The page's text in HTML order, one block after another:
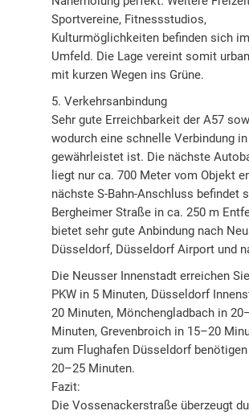
Sportvereine, Fitnessstudios,
Kulturmöglichkeiten befinden sich
Umfeld. Die Lage vereint somit
mit kurzen Wegen ins Grüne.
5. Verkehrsanbindung
Sehr gute Erreichbarkeit der A57
wodurch eine schnelle Verbindung
gewährleistet ist. Die nächste
liegt nur ca. 700 Meter vom Objekt
nächste S-Bahn-Anschluss befindet
Bergheimer Straße in ca. 250 m
bietet sehr gute Anbindung nach
Düsseldorf, Düsseldorf Airport und
Die Neusser Innenstadt erreichen
PKW in 5 Minuten, Düsseldorf
20 Minuten, Mönchengladbach in
Minuten, Grevenbroich in 15–20
zum Flughafen Düsseldorf
20–25 Minuten.
Fazit:
Die Vossenackerstraße überzeugt